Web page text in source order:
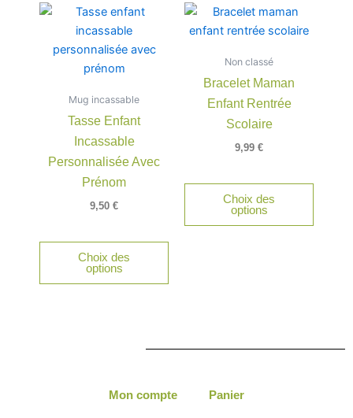
Mug incassable
Tasse Enfant
Incassable
Personnalisée Avec
Prénom
9,50 €
Choix des
options
Non classé
Bracelet Maman
Enfant Rentrée
Scolaire
9,99 €
Choix des
options
Mon compte Panier